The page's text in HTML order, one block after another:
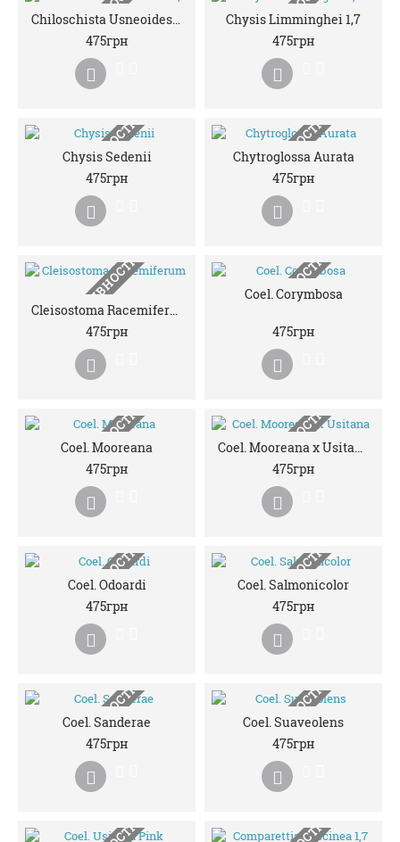
НЕМАЄ В НАЯВНОСТІ
Chiloschista Usneoides 1,7
475грн
НЕМАЄ В НАЯВНОСТІ
Chysis Limminghei 1,7
475грн
НЕМАЄ В НАЯВНОСТІ
Chysis Sedenii
475грн
НЕМАЄ В НАЯВНОСТІ
Chytroglossa Aurata
475грн
НЕМАЄ В НАЯВНОСТІ
Cleisostoma Racemiferum 1,7
475грн
НЕМАЄ В НАЯВНОСТІ
Coel. Corymbosa
475грн
НЕМАЄ В НАЯВНОСТІ
Coel. Mooreana
475грн
НЕМАЄ В НАЯВНОСТІ
Coel. Mooreana x Usitana
475грн
НЕМАЄ В НАЯВНОСТІ
Coel. Odoardi
475грн
НЕМАЄ В НАЯВНОСТІ
Coel. Salmonicolor
475грн
НЕМАЄ В НАЯВНОСТІ
Coel. Sanderae
475грн
НЕМАЄ В НАЯВНОСТІ
Coel. Suaveolens
475грн